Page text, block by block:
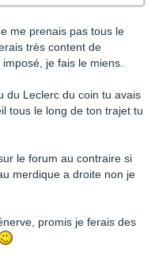
me prenais pas tous le
très content de
je fais le miens.
du Leclerc du coin tu avais
tous le long de ton trajet tu
le forum au contraire si
merdique a droite non je
promis je ferais des